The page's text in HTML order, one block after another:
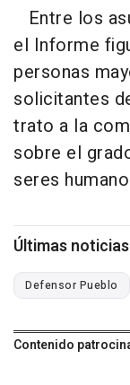
Entre los
el Informe
personas
solicitantes
trato a la
sobre el
seres
Últimas
Defensor Pueblo
Contenido